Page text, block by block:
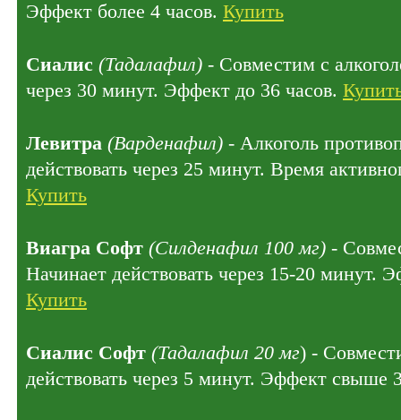
Эффект более 4 часов. Купить
Сиалис (Тадалафил) - Совместим с
через 30 минут. Эффект до 36 часов.
Левитра (Варденафил) - Алкоголь
действовать через 25 минут. Время
Купить
Виагра Софт (Силденафил 100 мг) -
Начинает действовать через 15-20 минут.
Купить
Сиалис Софт (Тадалафил 20 мг) -
действовать через 5 минут. Эффект свыше